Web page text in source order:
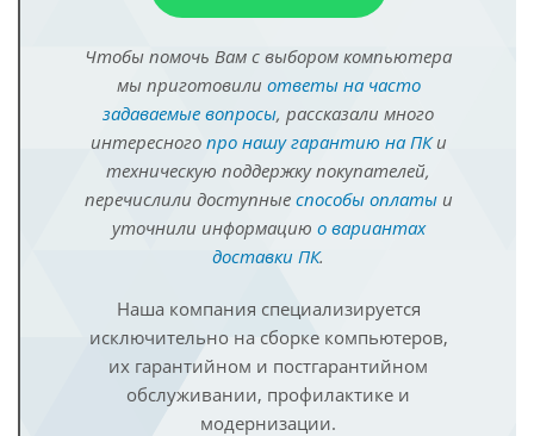
Чтобы помочь Вам с выбором компьютера
мы приготовили ответы на часто
задаваемые вопросы, рассказали много
интересного про нашу гарантию на ПКи
техническую поддержку покупателей,
перечислили доступные способы оплатыи
уточнили информацию о вариантах
доставки ПК.
Наша компания специализируется
исключительно на сборке компьютеров,
их гарантийном и постгарантийном
обслуживании, профилактике и
модернизации.